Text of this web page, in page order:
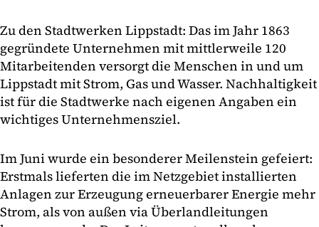
Zu den Stadtwerken Lippstadt: Das im Jahr 1863
gegründete Unternehmen mit mittlerweile 120
Mitarbeitenden versorgt die Menschen in und um
Lippstadt mit Strom, Gas und Wasser. Nachhaltigkeit
ist für die Stadtwerke nach eigenen Angaben ein
wichtiges Unternehmensziel.
Im Juni wurde ein besonderer Meilenstein gefeiert:
Erstmals lieferten die im Netzgebiet installierten
Anlagen zur Erzeugung erneuerbarer Energie mehr
Strom, als von außen via Überlandleitungen